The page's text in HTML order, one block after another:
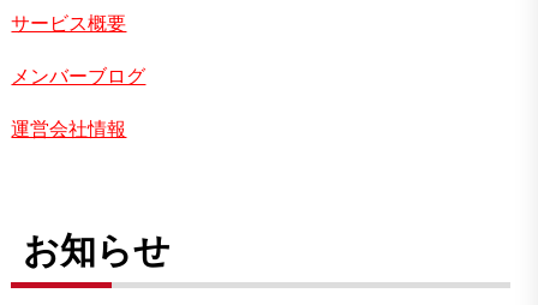
サービス概要
メンバーブログ
運営会社情報
お知らせ